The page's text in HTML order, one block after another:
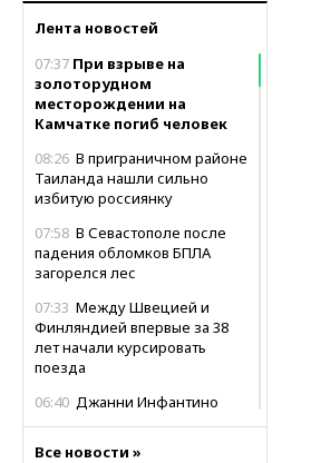
Лента новостей
07:37 При взрыве на
золоторудном
месторождении на
Камчатке погиб человек
08:26 В приграничном районе
Таиланда нашли сильно
избитую россиянку
07:58 В Севастополе после
падения обломков БПЛА
загорелся лес
07:33 Между Швецией и
Финляндией впервые за 38
лет начали курсировать
поезда
06:40 Джанни Инфантино
Все новости »